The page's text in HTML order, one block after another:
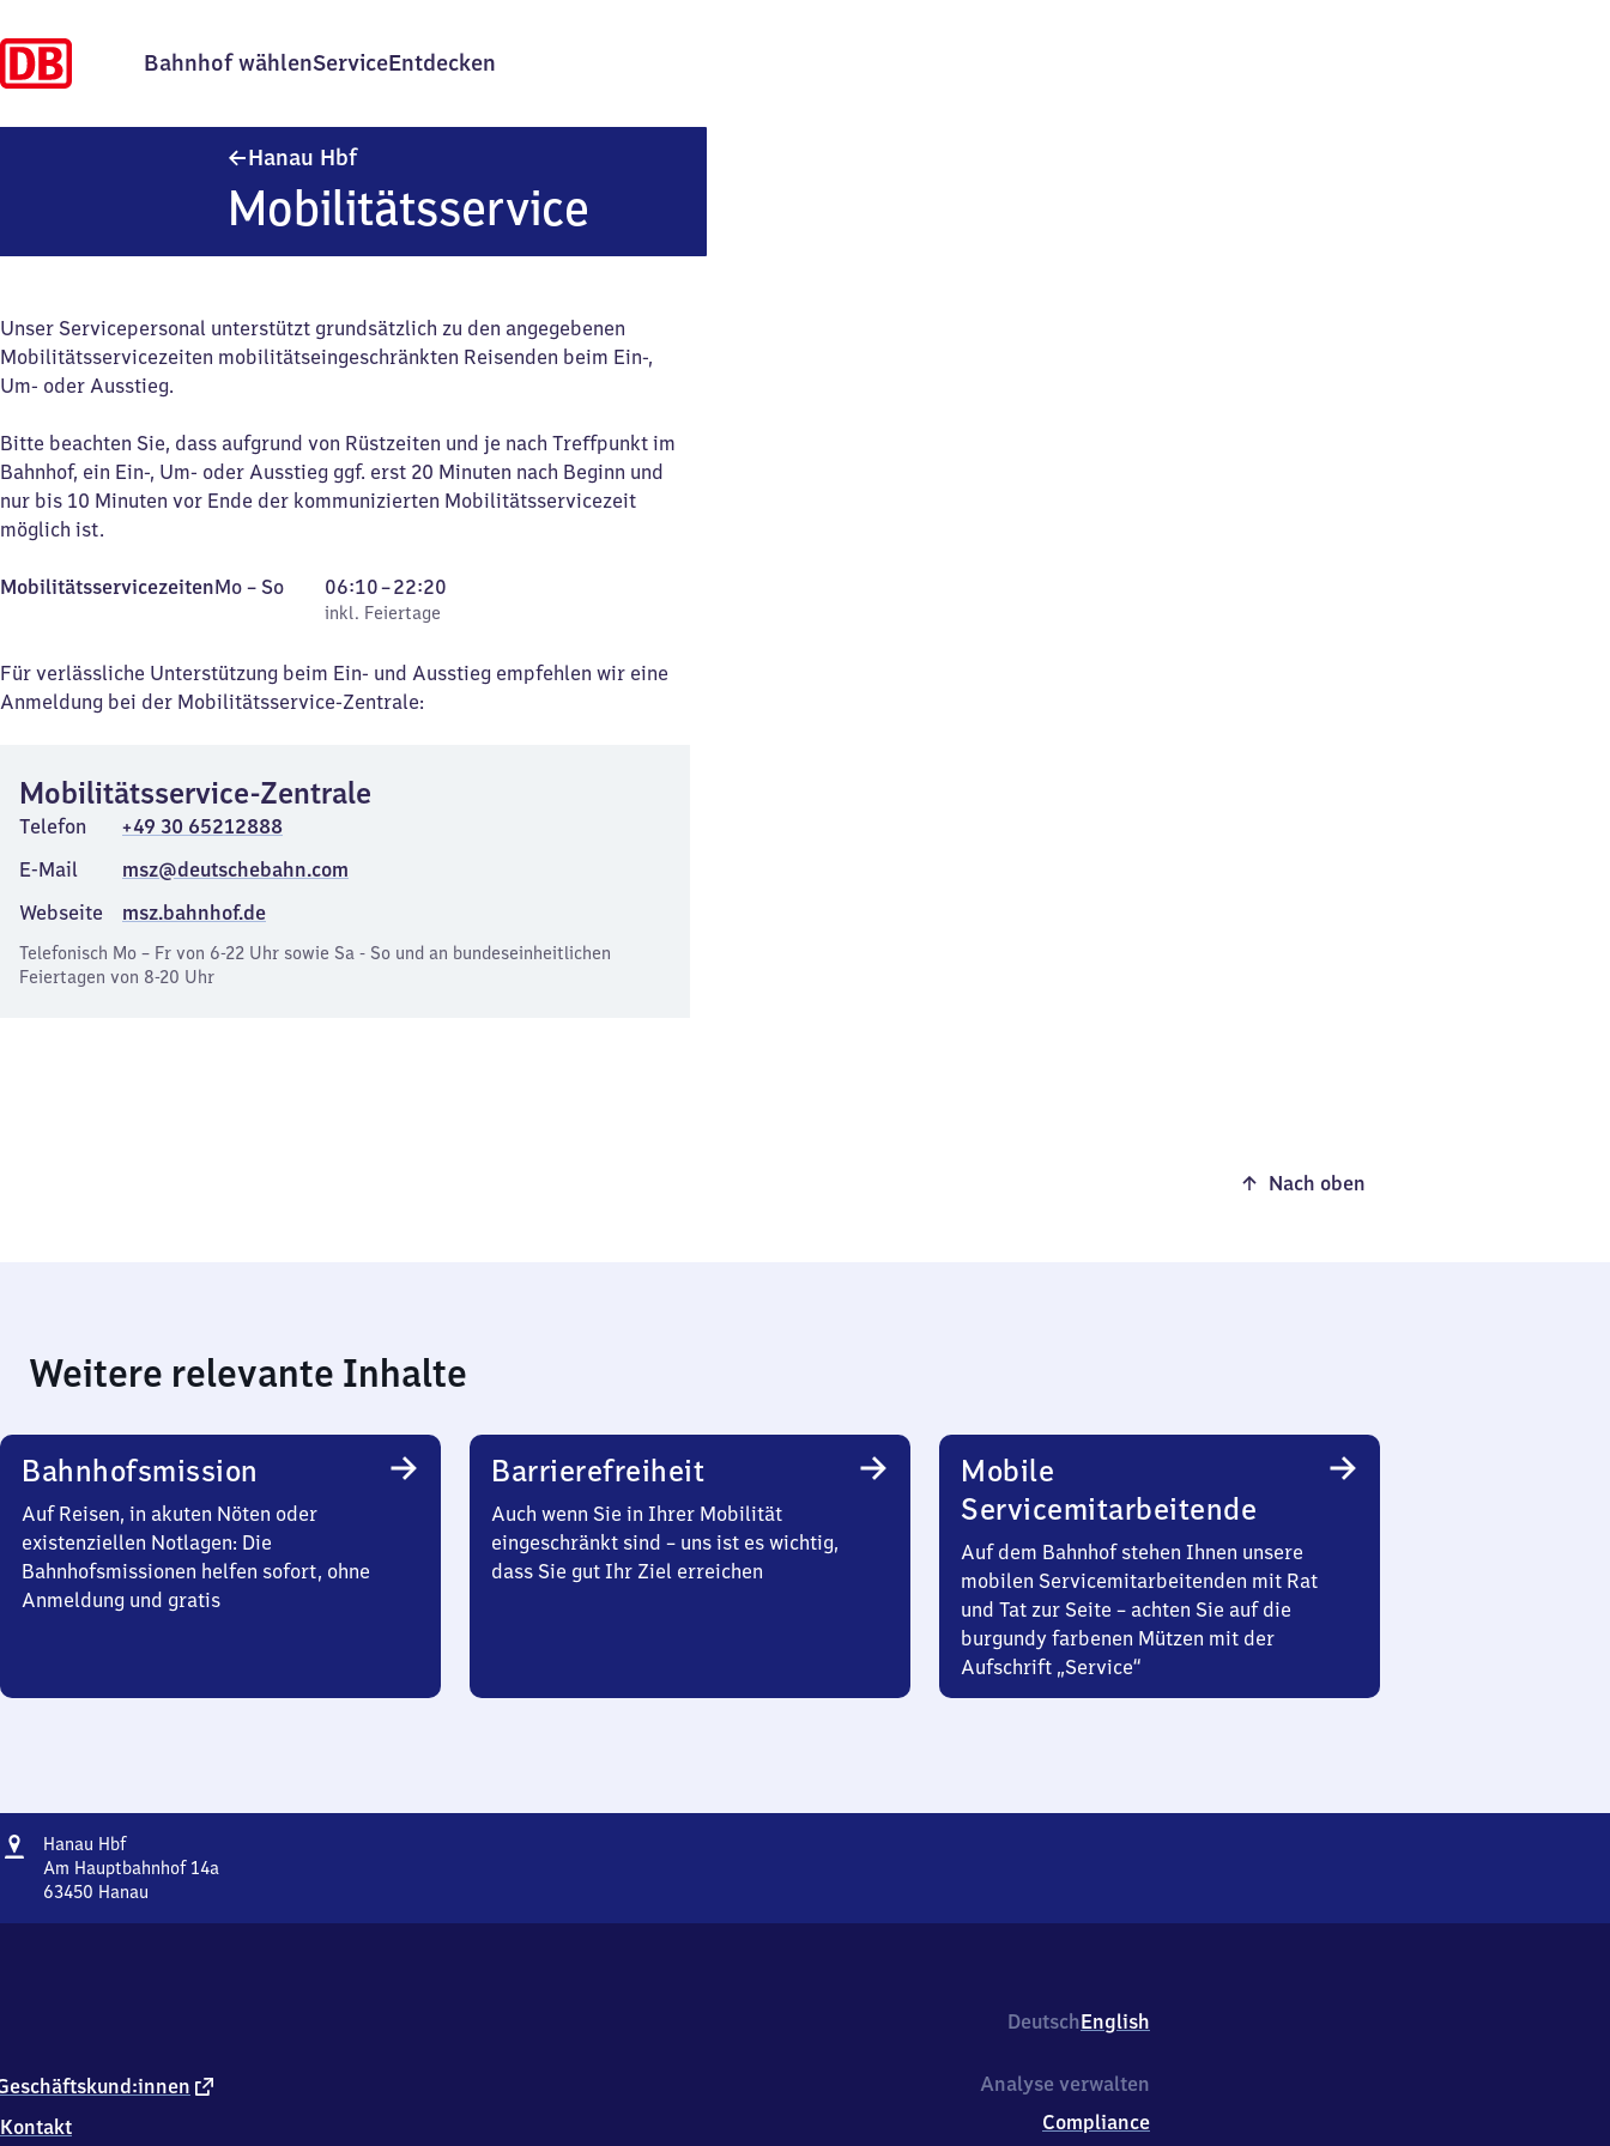
Bahnhof wählenServiceEntdecken
Hanau HbfHanau Hauptbahnhof
Mobilitätsservice
Unser Servicepersonal unterstützt grundsätzlich zu den angegebenen
Mobilitätsservicezeiten mobilitätseingeschränkten Reisenden beim Ein-,
Um- oder Ausstieg.
Bitte beachten Sie, dass aufgrund von Rüstzeiten und je nach Treffpunkt im
Bahnhof, ein Ein-, Um- oder Ausstieg ggf. erst 20 Minuten nach Beginn und
nur bis 10 Minuten vor Ende der kommunizierten Mobilitätsservicezeit
möglich ist.
MobilitätsservicezeitenMontag
Mo – So,
inkl. Feiertage
06:10–22:20
Von
6
10
bis
20
inkl. Feiertage
Für verlässliche Unterstützung beim Ein- und Ausstieg empfehlen wir eine
Anmeldung bei der Mobilitätsservice-Zentrale:
Mobilitätsservice-Zentrale
Telefon
+49 30 65212888
E-Mail
msz@deutschebahn.com
Webseite
msz.bahnhof.de
Telefonisch Mo – Fr von 6-22 Uhr sowie Sa - So und an bundeseinheitlichen
Feiertagen von 8-20 Uhr
Nach oben
Weitere relevante Inhalte
Bahnhofsmission
Auf Reisen, in akuten Nöten oder
existenziellen Notlagen: Die
Bahnhofsmissionen helfen sofort, ohne
Anmeldung und gratis
Barrierefreiheit
Auch wenn Sie in Ihrer Mobilität
eingeschränkt sind – uns ist es wichtig,
dass Sie gut Ihr Ziel erreichen
Mobile
Servicemitarbeitende
Auf dem Bahnhof stehen Ihnen unsere
mobilen Servicemitarbeitenden mit Rat
und Tat zur Seite – achten Sie auf die
burgundy farbenen Mützen mit der
Aufschrift „Service“
Adresse
Hanau HbfHanau
Hauptbahnhof
Am Hauptbahnhof 14a
63450 Hanau
4
0
DeutschEnglish
externer
Kontakt
Analyse verwalten
Compliance